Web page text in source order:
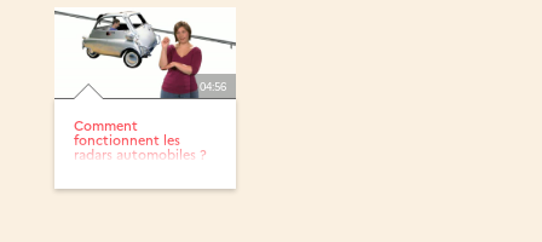
04:56
Comment
fonctionnent les
radars automobiles ?